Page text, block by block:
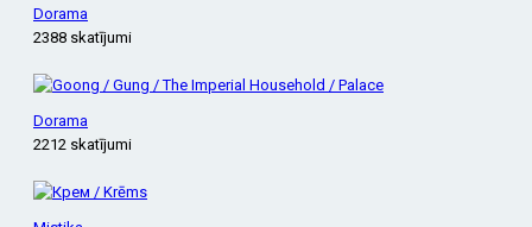
Dorama
2388 skatījumi
Dorama
2212 skatījumi